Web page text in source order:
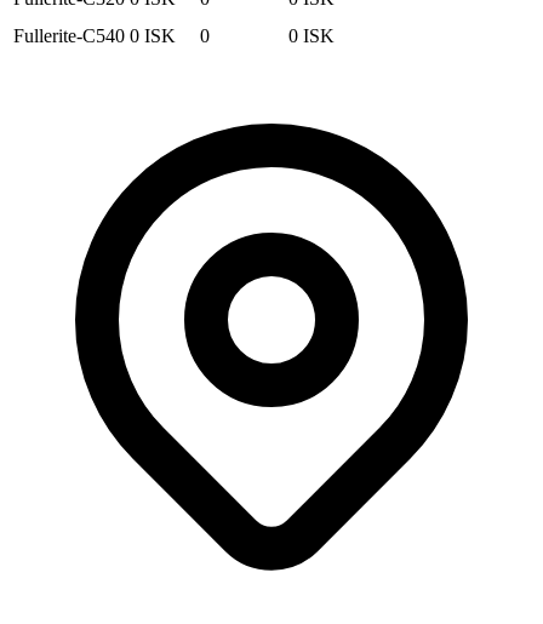
Fullerite-C540 0 ISK 0 0 ISK